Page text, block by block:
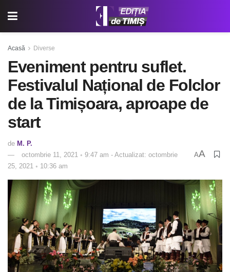
Acasă Diverse
Eveniment pentru suflet.
Festivalul Național de Folclor
de la Timișoara, aproape de
start
de M. P.
octombrie 11, 2021 ◦ 9:47 am - Actualizat: octombrie
25, 2021 ◦ 10:36 am
AA